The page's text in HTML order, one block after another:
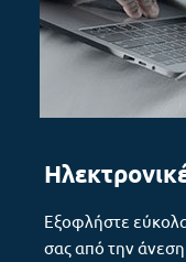
Εξοφλήστε
σας από την άνεση